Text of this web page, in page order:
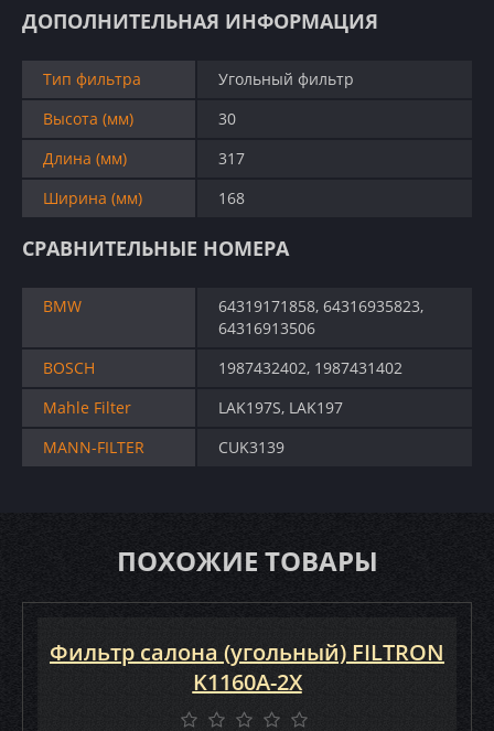
ДОПОЛНИТЕЛЬНАЯ ИНФОРМАЦИЯ
Тип фильтра
Угольный фильтр
Высота (мм)
30
Длина (мм)
317
Ширина (мм)
168
СРАВНИТЕЛЬНЫЕ НОМЕРА
BMW
64319171858, 64316935823,
64316913506
BOSCH
1987432402, 1987431402
Mahle Filter
LAK197S, LAK197
MANN-FILTER
CUK3139
ПОХОЖИЕ ТОВАРЫ
Фильтр салона (угольный) FILTRON
K1160A-2X